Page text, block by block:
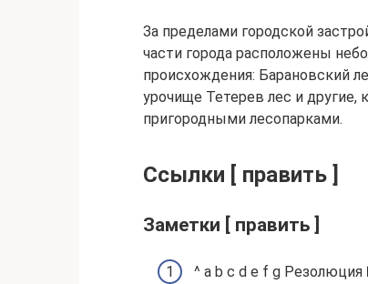
За пределами городской
части города расположены
происхождения: Барановский
урочище Тетерев лес и другие,
пригородными лесопарками.
Ссылки [ править ]
Заметки [ править ]
^ a b c d e f g